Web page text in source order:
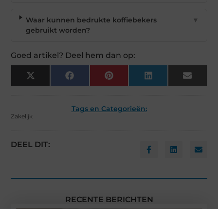
Waar kunnen bedrukte koffiebekers
gebruikt worden?
▼
Goed artikel? Deel hem dan op:
X
(Twitter)
Facebook Pinterest LinkedIn Email
Tags en Categorieën:
Zakelijk
DEEL DIT:
RECENTE BERICHTEN